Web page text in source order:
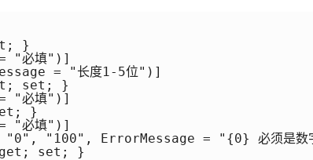
}
"必填")]
= "长度1-5位")]
set; }
"必填")]
}
"必填")]
"100", ErrorMessage = "{0} 必须是数
set; }